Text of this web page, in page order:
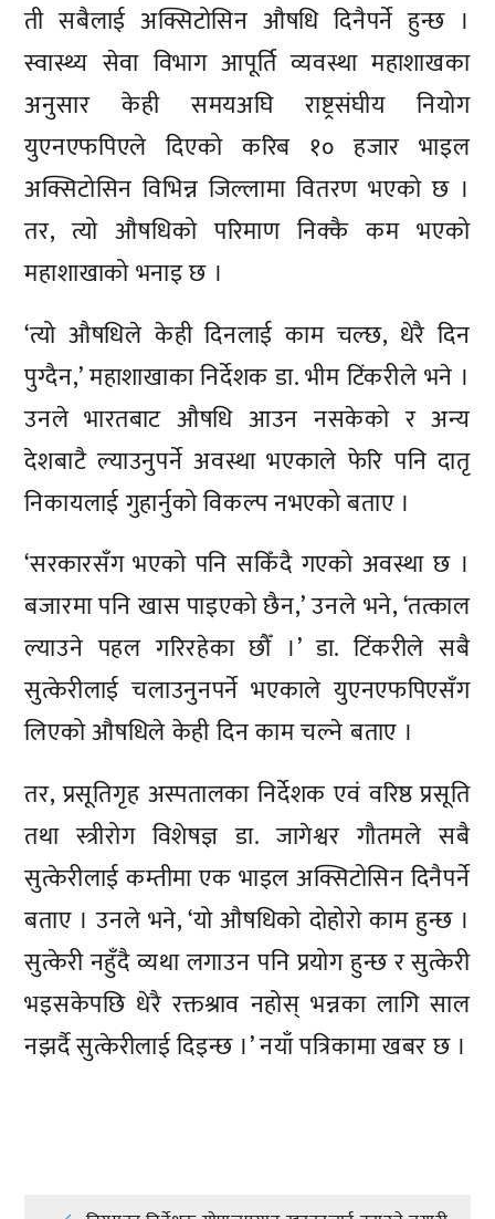
ती सबैलाई अक्सिटोसिन औषधि दिनैपर्ने हुन्छ ।
स्वास्थ्य सेवा विभाग आपूर्ति व्यवस्था महाशाखका
अनुसार केही समयअघि राष्ट्रसंघीय नियोग
युएनएफपिएले दिएको करिब १० हजार भाइल
अक्सिटोसिन विभिन्न जिल्लामा वितरण भएको छ ।
तर, त्यो औषधिको परिमाण निक्कै कम भएको
महाशाखाको भनाइ छ ।
‘त्यो औषधिले केही दिनलाई काम चल्छ, धेरै दिन
पुग्दैन,’ महाशाखाका निर्देशक डा. भीम टिंकरीले भने ।
उनले भारतबाट औषधि आउन नसकेको र अन्य
देशबाटै ल्याउनुपर्ने अवस्था भएकाले फेरि पनि दातृ
निकायलाई गुहार्नुको विकल्प नभएको बताए ।
‘सरकारसँग भएको पनि सकिँदै गएको अवस्था छ ।
बजारमा पनि खास पाइएको छैन,’ उनले भने, ‘तत्काल
ल्याउने पहल गरिरहेका छौँ ।’ डा. टिंकरीले सबै
सुत्केरीलाई चलाउनुनपर्ने भएकाले युएनएफपिएसँग
लिएको औषधिले केही दिन काम चल्ने बताए ।
तर, प्रसूतिगृह अस्पतालका निर्देशक एवं वरिष्ठ प्रसूति
तथा स्त्रीरोग विशेषज्ञ डा. जागेश्वर गौतमले सबै
सुत्केरीलाई कम्तीमा एक भाइल अक्सिटोसिन दिनैपर्ने
बताए । उनले भने, ‘यो औषधिको दोहोरो काम हुन्छ ।
सुत्केरी नहुँदै व्यथा लगाउन पनि प्रयोग हुन्छ र सुत्केरी
भइसकेपछि धेरै रक्तश्राव नहोस् भन्नका लागि साल
नझर्दै सुत्केरीलाई दिइन्छ ।’ नयाँ पत्रिकामा खबर छ ।